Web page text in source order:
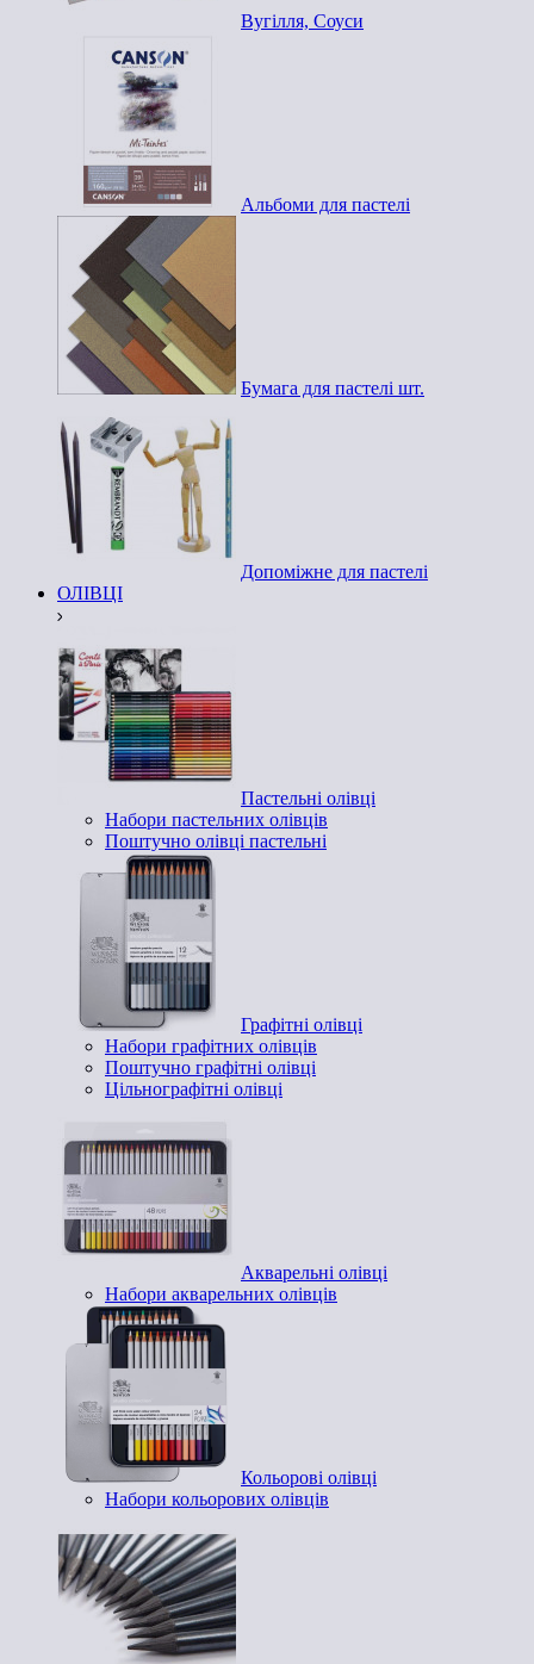
Вугілля, Соуси
Альбоми для пастелі
Бумага для пастелі шт.
Допоміжне для пастелі
ОЛІВЦІ
Пастельні олівці
Набори пастельних олівців
Поштучно олівці пастельні
Графітні олівці
Набори графітних олівців
Поштучно графітні олівці
Цільнографітні олівці
Акварельні олівці
Набори акварельних олівців
Кольорові олівці
Набори кольорових олівців